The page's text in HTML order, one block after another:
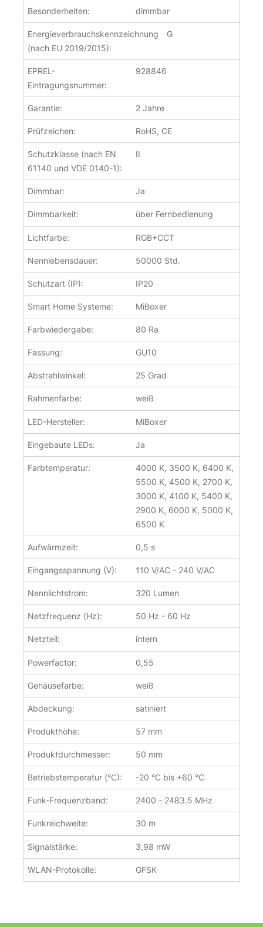
Besonderheiten: dimmbar
Energieverbrauchskennzeichnung
(nach EU 2019/2015):
G
EPREL-
Eintragungsnummer:
928846
Garantie: 2 Jahre
Prüfzeichen: RoHS, CE
Schutzklasse (nach EN
61140 und VDE 0140-1):
II
Dimmbar: Ja
Dimmbarkeit: über Fernbedienung
Lichtfarbe: RGB+CCT
Nennlebensdauer: 50000 Std.
Schutzart (IP): IP20
Smart Home Systeme: MiBoxer
Farbwiedergabe: 80 Ra
Fassung: GU10
Abstrahlwinkel: 25 Grad
Rahmenfarbe: weiß
LED-Hersteller: MiBoxer
Eingebaute LEDs: Ja
Farbtemperatur:
4000 K, 3500 K, 6400 K,
5500 K, 4500 K, 2700 K,
3000 K, 4100 K, 5400 K,
2900 K, 6000 K, 5000 K,
6500 K
Aufwärmzeit: 0,5 s
Eingangsspannung (V): 110 V/AC - 240 V/AC
Nennlichtstrom: 320 Lumen
Netzfrequenz (Hz): 50 Hz - 60 Hz
Netzteil: intern
Powerfactor: 0,55
Gehäusefarbe: weiß
Abdeckung: satiniert
Produkthöhe: 57 mm
Produktdurchmesser: 50 mm
Betriebstemperatur (°C): -20 °C bis +60 °C
Funk-Frequenzband: 2400 - 2483.5 MHz
Funkreichweite: 30 m
Signalstärke: 3,98 mW
WLAN-Protokolle: GFSK